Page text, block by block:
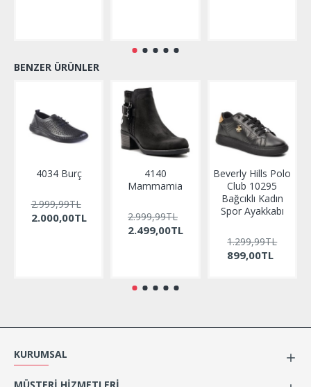
BENZER ÜRÜNLER
4034 Burç
2.000,00TL
2.999,99TL
4140
Mammamia
2.499,00TL
2.999,99TL
Beverly Hills Polo
Club 10295
Bağcıklı Kadın
Spor Ayakkabı
899,00TL
1.299,99TL
KURUMSAL